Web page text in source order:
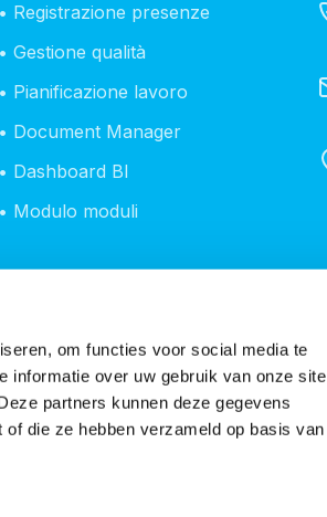
om functies voor social media te
informatie over uw gebruik van onze site
partners kunnen deze gegevens
die ze hebben verzameld op basis van
• Registrazione presenze
• Gestione qualità
• Pianificazione lavoro
• Document Manager
• Dashboard BI
• Modulo moduli